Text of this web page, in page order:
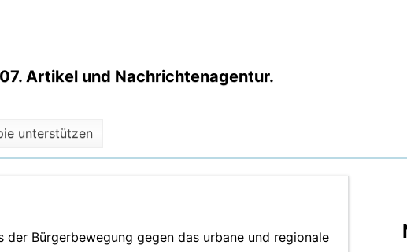
Artikel und Nachrichtenagentur.
unterstützen
der Bürgerbewegung gegen das urbane und regionale